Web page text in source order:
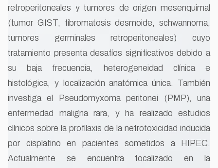
retroperitoneales y tumores de origen mesenquimal
(tumor GIST, fibromatosis desmoide, schwannoma,
tumores germinales retroperitoneales) cuyo
tratamiento presenta desafíos significativos debido a
su baja frecuencia, heterogeneidad clínica e
histológica, y localización anatómica única. También
investiga el Pseudomyxoma peritonei (PMP), una
enfermedad maligna rara, y ha realizado estudios
clínicos sobre la profilaxis de la nefrotoxicidad inducida
por cisplatino en pacientes sometidos a HIPEC.
Actualmente se encuentra focalizado en la